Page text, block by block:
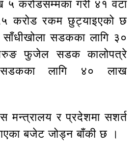
करोडसम्मका गरी ४१ वटा
करोड रकम छुट्याइएको छ
सडकका लागि ३०
फुजेल सडक कालोपत्रे
लागि ४० लाख
मन्त्रालय र प्रदेशमा सशर्त
बजेट जोड्न बाँकी छ ।